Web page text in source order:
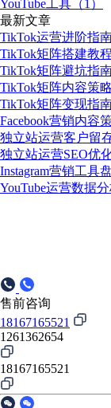
YouTube工具（1）
最新文章
TikTok运营进阶指
TikTok矩阵搭建教
TikTok矩阵避坑指
TikTok矩阵内容策
TikTok矩阵变现指
Facebook营销内容
独立站运营客户留
独立站运营SEO优
Instagram营销工具
YouTube运营数据
售前咨询
18167165521
1261362654
18167165521